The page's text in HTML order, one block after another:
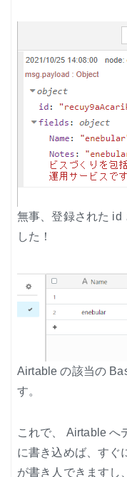
無事、登録された id
した！
Airtable の該当の
す。
これで、 Airtable へ
に書き込めば、すぐ
が書き人できますし